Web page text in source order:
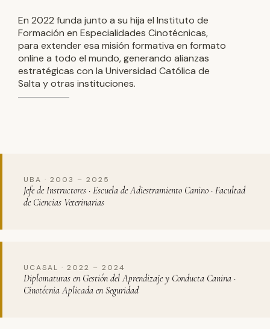
En 2022 funda junto a su hija el Instituto de
Formación en Especialidades Cinotécnicas,
para extender esa misión formativa en formato
online a todo el mundo, generando alianzas
estratégicas con la Universidad Católica de
Salta y otras instituciones.
UBA · 2003 – 2025
Jefe de Instructores · Escuela de Adiestramiento Canino · Facultad
de Ciencias Veterinarias
UCASAL · 2022 – 2024
Diplomaturas en Gestión del Aprendizaje y Conducta Canina ·
Cinotécnia Aplicada en Seguridad